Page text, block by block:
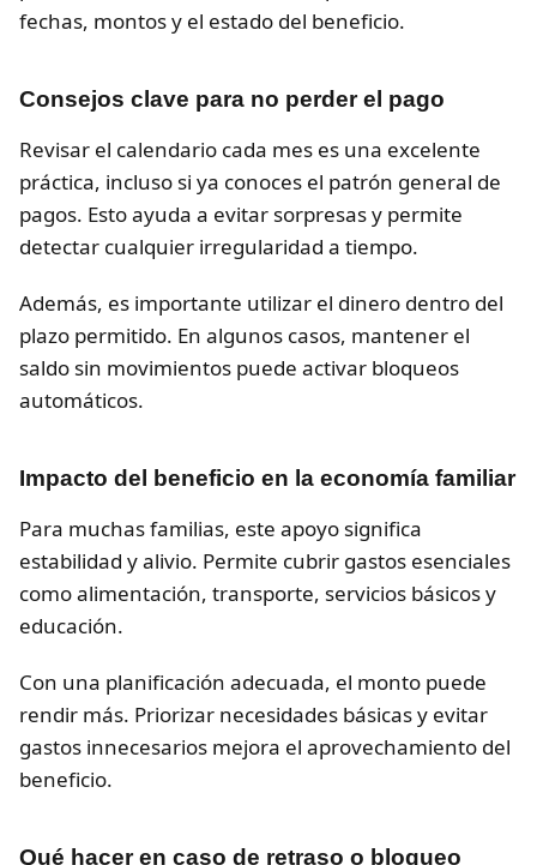
fechas, montos y el estado del beneficio.
Consejos clave para no perder el pago
Revisar el calendario cada mes es una excelente
práctica, incluso si ya conoces el patrón general de
pagos. Esto ayuda a evitar sorpresas y permite
detectar cualquier irregularidad a tiempo.
Además, es importante utilizar el dinero dentro del
plazo permitido. En algunos casos, mantener el
saldo sin movimientos puede activar bloqueos
automáticos.
Impacto del beneficio en la economía familiar
Para muchas familias, este apoyo significa
estabilidad y alivio. Permite cubrir gastos esenciales
como alimentación, transporte, servicios básicos y
educación.
Con una planificación adecuada, el monto puede
rendir más. Priorizar necesidades básicas y evitar
gastos innecesarios mejora el aprovechamiento del
beneficio.
Qué hacer en caso de retraso o bloqueo